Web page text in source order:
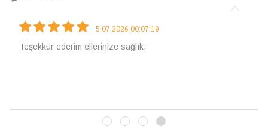
4.08.2026 16:27:03
Çarpıcı ve olağanüstü bir işçilikle hazırlanmış bir mücevher.